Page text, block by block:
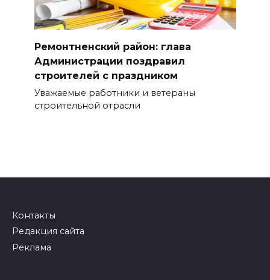
Ремонтненский район: глава
Администрации поздравил
строителей с праздником
Уважаемые работники и ветераны
строительной отрасли
Контакты
Редакция сайта
Реклама